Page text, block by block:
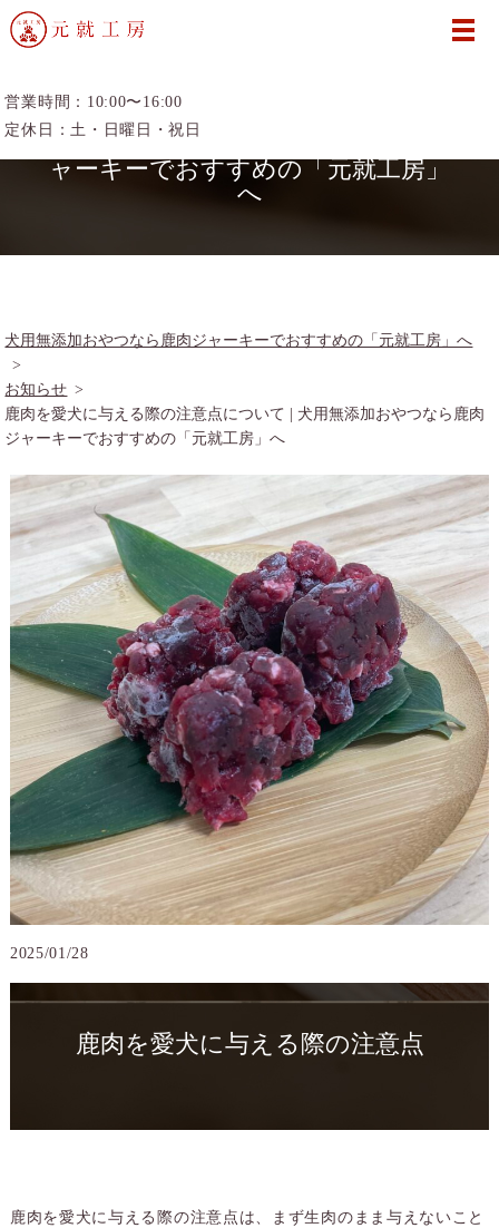
営業時間：10:00〜16:00
定休日：土・日曜日・祝日
鹿肉を愛犬に与える際の注意点につ
いて | 犬用無添加おやつなら鹿肉ジ
ャーキーでおすすめの「元就工房」
へ
犬用無添加おやつなら鹿肉ジャーキーでおすすめの「元就工房」へ
お知らせ
鹿肉を愛犬に与える際の注意点について | 犬用無添加おやつなら鹿肉
ジャーキーでおすすめの「元就工房」へ
2025/01/28
鹿肉を愛犬に与える際の注意点
鹿肉を愛犬に与える際の注意点は、まず生肉のまま与えないこと